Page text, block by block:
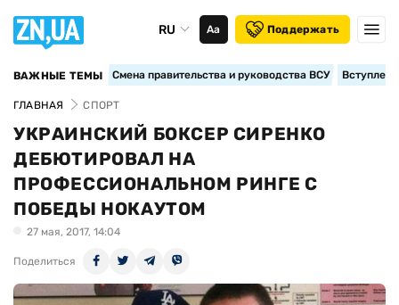
RU Аа Поддержать
ВАЖНЫЕ ТЕМЫ Смена правительства и руководства ВСУ
ГЛАВНАЯ СПОРТ
УКРАИНСКИЙ БОКСЕР СИРЕНКО
ДЕБЮТИРОВАЛ НА
ПРОФЕССИОНАЛЬНОМ РИНГЕ С
ПОБЕДЫ НОКАУТОМ
27 мая, 2017, 14:04
Поделиться